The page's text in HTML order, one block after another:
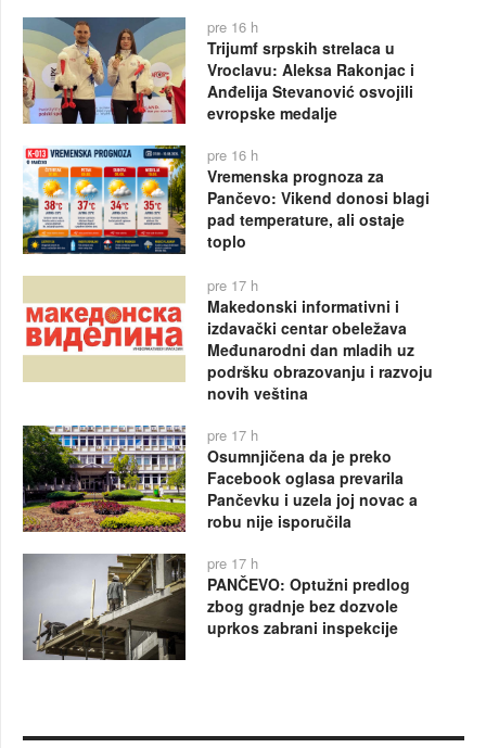
pre 16 h
Trijumf srpskih strelaca u
Vroclavu: Aleksa Rakonjac i
Anđelija Stevanović osvojili
evropske medalje
pre 16 h
Vremenska prognoza za
Pančevo: Vikend donosi blagi
pad temperature, ali ostaje
toplo
pre 17 h
Makedonski informativni i
izdavački centar obeležava
Međunarodni dan mladih uz
podršku obrazovanju i razvoju
novih veština
pre 17 h
Osumnjičena da je preko
Facebook oglasa prevarila
Pančevku i uzela joj novac a
robu nije isporučila
pre 17 h
PANČEVO: Optužni predlog
zbog gradnje bez dozvole
uprkos zabrani inspekcije